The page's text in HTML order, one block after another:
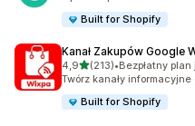
Built for Shopify
Kanał Zakupów Google
4,9na 5 gwiazdek
(213)
Łączna liczba recenzji: 213
•Bezpłatny
Twórz kanały
Built for Shopify